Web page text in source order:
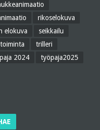
rikoselokuva
elokuva
seikkailu
toiminta
trilleri
2024
työpaja2025